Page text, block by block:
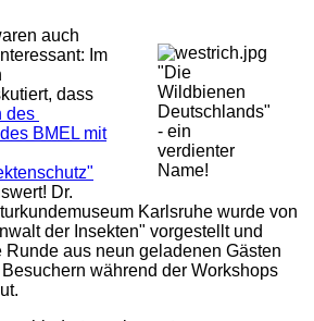
"Die
Wildbienen
Deutschlands"
- ein
verdienter
Name!
auch
Im
dass
des
BMEL mit
Dr.
Karlsruhe wurde von
der Insekten" vorgestellt und
aus neun geladenen Gästen
während der Workshops